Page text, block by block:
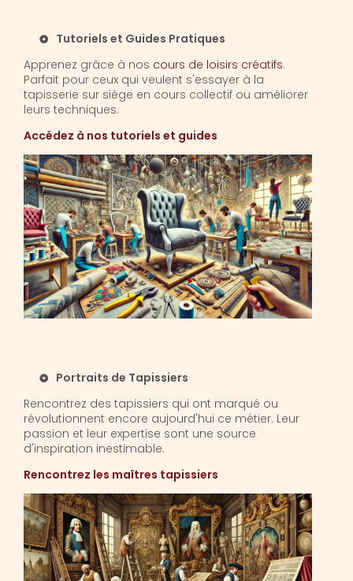
Tutoriels et Guides Pratiques
Apprenez grâce à nos cours de loisirs créatifs.
Parfait pour ceux qui veulent s'essayer à la
tapisserie sur siège en cours collectif ou améliorer
leurs techniques.
Accédez à nos tutoriels et guides
Portraits de Tapissiers
Rencontrez des tapissiers qui ont marqué ou
révolutionnent encore aujourd'hui ce métier. Leur
passion et leur expertise sont une source
d'inspiration inestimable.
Rencontrez les maîtres tapissiers